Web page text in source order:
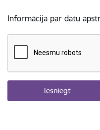
Informācija par datu